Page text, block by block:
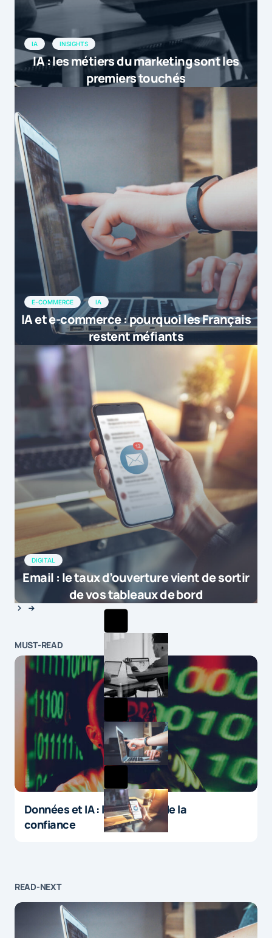
IA INSIGHTS
IA : les métiers du marketing sont les
premiers touchés
E-COMMERCE IA
IA et e-commerce : pourquoi les Français
restent méfiants
DIGITAL
Email : le taux d’ouverture vient de sortir
de vos tableaux de bord
MUST-READ
Données et IA : le paradoxe de la
confiance
READ-NEXT